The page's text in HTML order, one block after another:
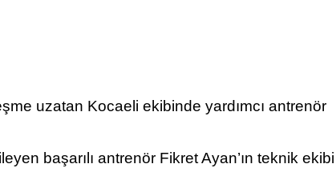
uzatan Kocaeli ekibinde yardımcı antrenör
başarılı antrenör Fikret Ayan’ın teknik ekibi